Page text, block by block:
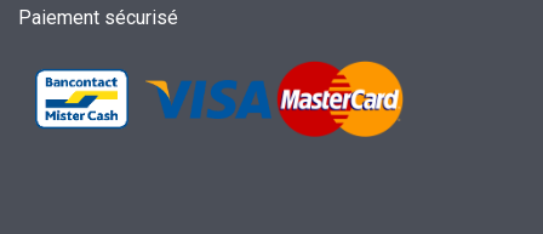
Paiement sécurisé